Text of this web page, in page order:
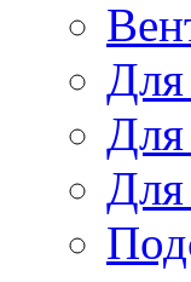
Для
Для